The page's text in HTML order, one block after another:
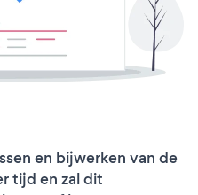
en bijwerken van de
tijd en zal dit